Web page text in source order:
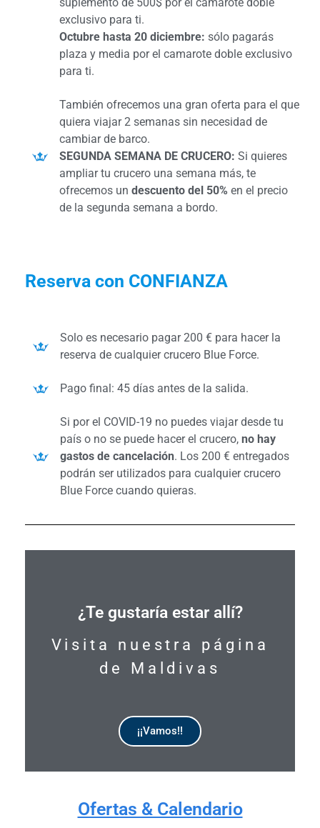
exclusivo para ti.
Octubre hasta 20 diciembre: sólo pagarás
plaza y media por el camarote doble exclusivo
para ti.
También ofrecemos una gran oferta para el que
quiera viajar 2 semanas sin necesidad de
cambiar de barco.
SEGUNDA SEMANA DE CRUCERO: Si quieres
ampliar tu crucero una semana más, te
ofrecemos un descuento del 50% en el precio
de la segunda semana a bordo.
Reserva con CONFIANZA
Solo es necesario pagar 200 € para hacer la
reserva de cualquier crucero Blue Force.
Pago final: 45 días antes de la salida.
Si por el COVID-19 no puedes viajar desde tu
país o no se puede hacer el crucero, no hay
gastos de cancelación. Los 200 € entregados
podrán ser utilizados para cualquier crucero
Blue Force cuando quieras.
¿Te gustaría estar allí?
Visita nuestra página
de Maldivas
¡¡Vamos!!
Ofertas & Calendario